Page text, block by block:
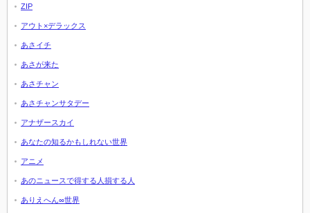
ZIP
アウト×デラックス
あさイチ
あさが来た
あさチャン
あさチャンサタデー
アナザースカイ
あなたの知るかもしれない世界
アニメ
あのニュースで得する人損する人
ありえへん∞世界